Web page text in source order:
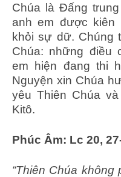
Chúa là Ðấng
anh em được
khỏi sự dữ. Chúng
Chúa: những điều
em hiện đang thi
Nguyện xin Chúa
yêu Thiên Chúa
Kitô.
Phúc Âm: Lc 20,
“Thiên Chúa